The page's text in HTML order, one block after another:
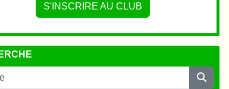
S'INSCRIRE AU CLUB